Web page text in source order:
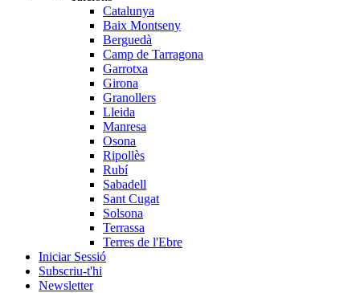
Catalunya
Baix Montseny
Berguedà
Camp de Tarragona
Garrotxa
Girona
Granollers
Lleida
Manresa
Osona
Ripollès
Rubí
Sabadell
Sant Cugat
Solsona
Terrassa
Terres de l'Ebre
Iniciar Sessió
Subscriu-t'hi
Newsletter